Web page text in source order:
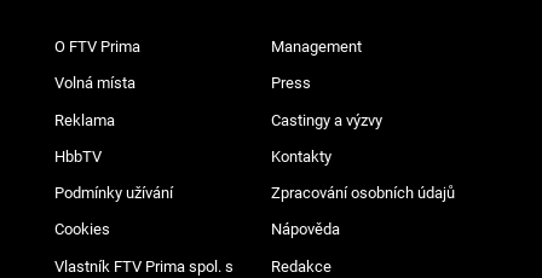
O FTV Prima Management
Volná místa Press
Reklama Castingy a výzvy
HbbTV Kontakty
Podmínky užívání Zpracování osobních údajů
Cookies Nápověda
Vlastník FTV Prima spol. s Redakce